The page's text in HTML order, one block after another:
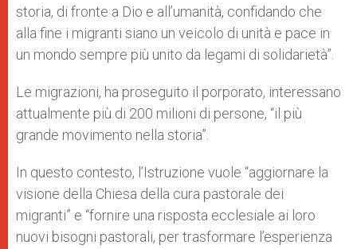
storia, di fronte a Dio e all’umanità, confidando che
alla fine i migranti siano un veicolo di unità e pace in
un mondo sempre più unito da legami di solidarietà”.
Le migrazioni, ha proseguito il porporato, interessano
attualmente più di 200 milioni di persone, “il più
grande movimento nella storia”.
In questo contesto, l’Istruzione vuole “aggiornare la
visione della Chiesa della cura pastorale dei
migranti” e “fornire una risposta ecclesiale ai loro
nuovi bisogni pastorali, per trasformare l’esperienza